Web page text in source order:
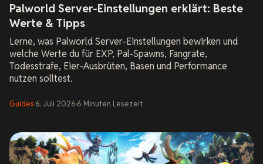
Palworld Server-Einstellungen erklärt: Beste
Werte & Tipps
Lerne, was Palworld Server-Einstellungen bewirken und
welche Werte du für EXP, Pal-Spawns, Fangrate,
Todesstrafe, Eier-Ausbrüten, Basen und Performance
nutzen solltest.
Guides·6. Juli 2026·6 Minuten Lesezeit